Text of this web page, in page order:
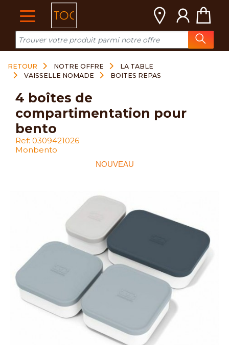
RETOUR NOTRE OFFRE
LA TABLE
VAISSELLE NOMADE
BOITES REPAS
NOUVEAU
4 boîtes de
compartimentation pour
bento
Ref: 0309421026
Monbento
Cookies management panel